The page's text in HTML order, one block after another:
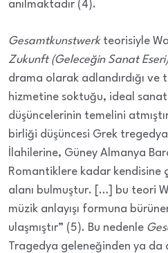
anılmaktadır (4).
Gesamtkunstwerk teorisiyle
Zukunft (Geleceğin Sanat
drama olarak adlandırdığı ve
hizmetine soktuğu, ideal
düşüncelerinin temelini
birliği düşüncesi Grek
İlahilerine, Güney Almanya
Romantiklere kadar kendisine
alanı bulmuştur. […] bu teori
müzik anlayışı formuna
ulaşmıştır” (5). Bu nedenle
Tragedya geleneğinden ya da